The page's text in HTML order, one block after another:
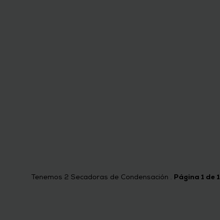
Tenemos 2 Secadoras de Condensación . Página 1 de 1